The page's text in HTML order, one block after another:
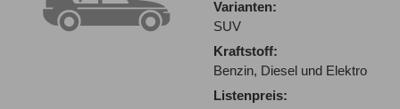
Varianten:
SUV
Kraftstoff:
Benzin, Diesel und Elektro
Listenpreis: